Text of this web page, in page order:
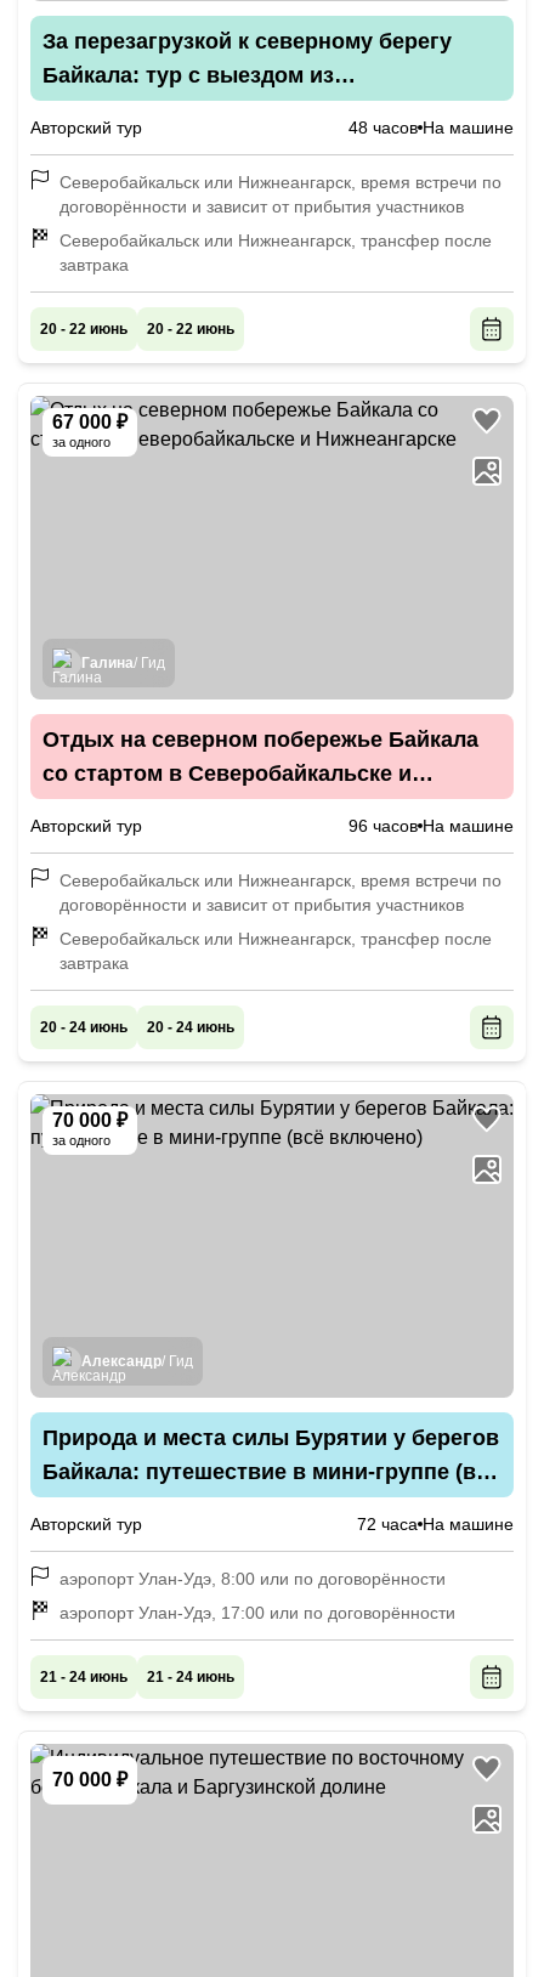
За перезагрузкой к северному берегу
Байкала: тур с выездом из
Авторский тур 48 часов На машине
Северобайкальск или Нижнеангарск, время встречи по
договорённости и зависит от прибытия участников
Северобайкальск или Нижнеангарск, трансфер после
завтрака
20 - 22 июнь 20 - 22 июнь
67 000 ₽
за одного
Галина/ Гид
Отдых на северном побережье Байкала
со стартом в Северобайкальске и
Авторский тур 96 часов На машине
Северобайкальск или Нижнеангарск, время встречи по
договорённости и зависит от прибытия участников
Северобайкальск или Нижнеангарск, трансфер после
завтрака
20 - 24 июнь 20 - 24 июнь
70 000 ₽
за одного
Александр/ Гид
Природа и места силы Бурятии у берегов
Байкала: путешествие в мини-группе (всё
Авторский тур 72 часа На машине
аэропорт Улан-Удэ, 8:00 или по договорённости
аэропорт Улан-Удэ, 17:00 или по договорённости
21 - 24 июнь 21 - 24 июнь
70 000 ₽